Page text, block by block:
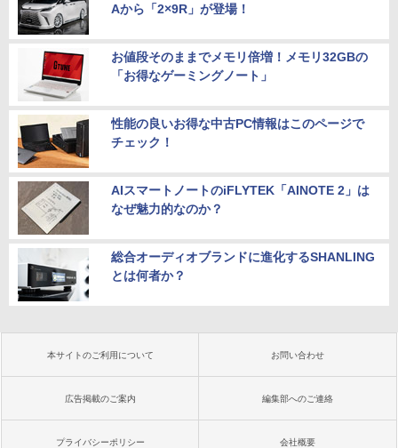
Aから「2×9R」が登場！
お値段そのままでメモリ倍増！メモリ32GBの
「お得なゲーミングノート」
性能の良いお得な中古PC情報はこのページで
チェック！
AIスマートノートのiFLYTEK「AINOTE 2」は
なぜ魅力的なのか？
総合オーディオブランドに進化するSHANLING
とは何者か？
本サイトのご利用について お問い合わせ
広告掲載のご案内 編集部へのご連絡
プライバシーポリシー 会社概要